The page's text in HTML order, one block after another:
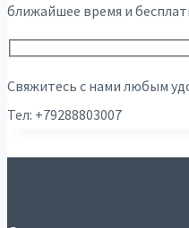
ближайшее время и
Свяжитесь с нами любым
Тел: +79288803007